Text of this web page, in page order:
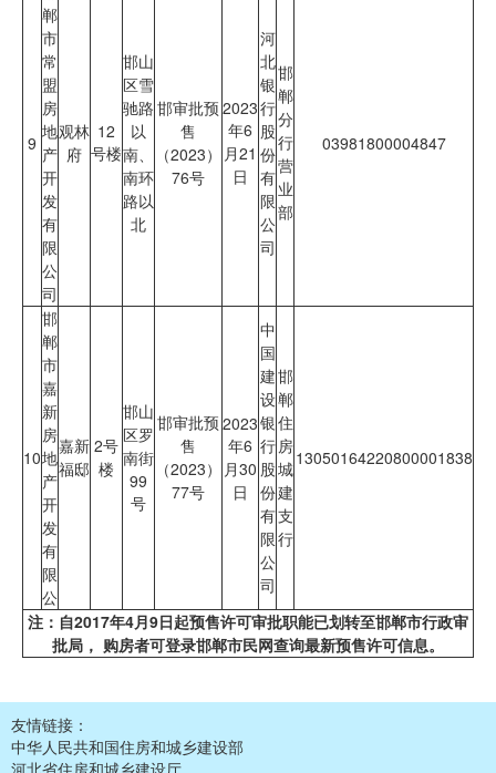
9
郸
市
常
盟
房
地
产
开
发
有
限
公
司
观林
府
12
号楼
邯山
区雪
驰路
以
南、
南环
路以
北
邯审批预
售
（2023）
76号
2023
年6
月21
日
河
北
银
行
股
份
有
限
公
司
邯
郸
分
行
营
业
部
03981800004847
10
邯
郸
市
嘉
新
房
地
产
开
发
有
限
公
嘉新
福邸
2号
楼
邯山
区罗
南街
99
号
邯审批预
售
（2023）
77号
2023
年6
月30
日
中
国
建
设
银
行
股
份
有
限
公
司
邯
郸
住
房
城
建
支
行
13050164220800001838
注：自2017年4月9日起预售许可审批职能已划转至邯郸市行政审
批局， 购房者可登录邯郸市民网查询最新预售许可信息。
友情链接：
中华人民共和国住房和城乡建设部
河北省住房和城乡建设厅